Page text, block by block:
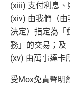
(xiii) 支付利息、
(xiv) 由我們（
決定）指定為「
務」的交易；及
(xv) 由萬事達卡
受Mox免責聲明